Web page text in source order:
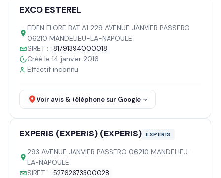
EXCO ESTEREL
EDEN FLORE BAT A1 229 AVENUE JANVIER PASSERO
06210 MANDELIEU-LA-NAPOULE
SIRET :
81791394000018
Créé le 14 janvier 2016
Effectif inconnu
Voir avis & téléphone sur Google
EXPERIS (EXPERIS) (EXPERIS) EXPERIS
293 AVENUE JANVIER PASSERO 06210 MANDELIEU-
LA-NAPOULE
SIRET :
52762673300028